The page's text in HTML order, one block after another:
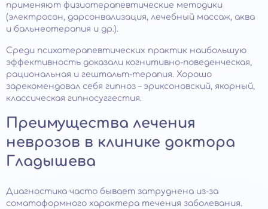
применяют физиотерапевтические методики
(электросон, дарсонвализация, лечебный массаж, аква
и бальнеотерапия и др.).
Среди психотерапевтических практик наибольшую
эффективность доказали когнитивно-поведенческая,
рациональная и гештальт-терапия. Хорошо
зарекомендовал себя гипноз – эриксоновский, якорный,
классическая гипносуггестия.
Преимущества лечения
неврозов в клинике доктора
Гладышева
Диагностика часто бывает затруднена из-за
соматоформного характера течения заболевания.